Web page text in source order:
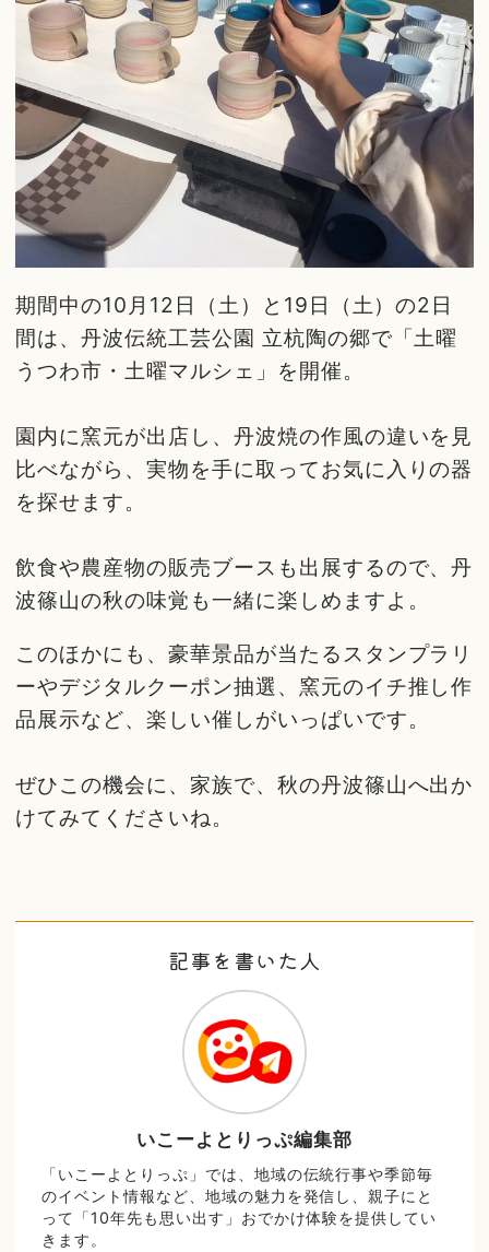
期間中の10月12日（土）と19日（土）の2日
間は、丹波伝統工芸公園 立杭陶の郷で「土曜
うつわ市・土曜マルシェ」を開催。
園内に窯元が出店し、丹波焼の作風の違いを見
比べながら、実物を手に取ってお気に入りの器
を探せます。
飲食や農産物の販売ブースも出展するので、丹
波篠山の秋の味覚も一緒に楽しめますよ。
このほかにも、豪華景品が当たるスタンプラリ
ーやデジタルクーポン抽選、窯元のイチ推し作
品展示など、楽しい催しがいっぱいです。
ぜひこの機会に、家族で、秋の丹波篠山へ出か
けてみてくださいね。
記事を書いた人
いこーよとりっぷ編集部
「いこーよとりっぷ」では、地域の伝統行事や季節毎
のイベント情報など、地域の魅力を発信し、親子にと
って「10年先も思い出す」おでかけ体験を提供してい
きます。